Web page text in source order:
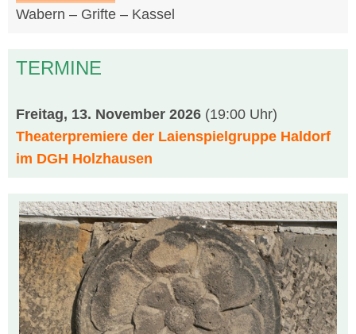
Wabern – Grifte – Kassel
TERMINE
Freitag, 13. November 2026 (19:00 Uhr)
Theaterpremiere der Laienspielgruppe Haldorf
im DGH Holzhausen